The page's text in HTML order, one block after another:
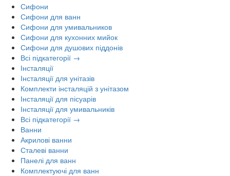
Сифони
Сифони для ванн
Сифони для умивальников
Сифони для кухонних мийок
Сифони для душових піддонів
Всі підкатегорії →
Інсталяції
Інсталяції для унітазів
Комплекти інсталяцій з унітазом
Інсталяції для пісуарів
Інсталяції для умивальників
Всі підкатегорії →
Ванни
Акрилові ванни
Сталеві ванни
Панелі для ванн
Комплектуючі для ванн